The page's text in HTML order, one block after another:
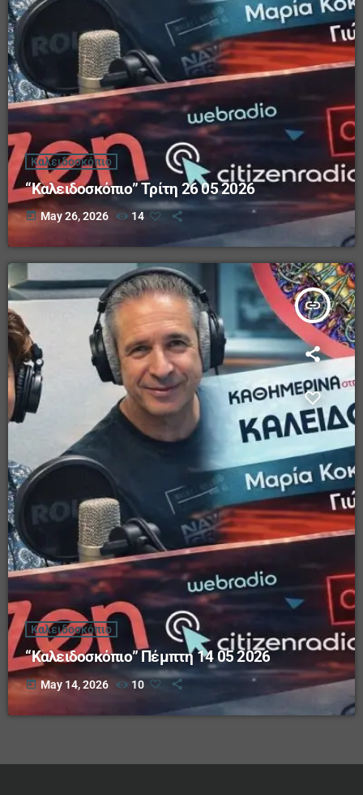
Καλειδοσκόπιο
“Καλειδοσκόπιο” Τρίτη 26 05 2026
today May 26, 2026 14
insert_link
Καλειδοσκόπιο
“Καλειδοσκόπιο” Πέμπτη 14 05 2026
today May 14, 2026 10